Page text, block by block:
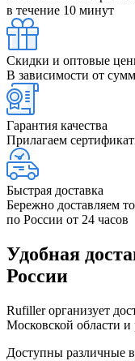
в течение 10 минут
Скидки и оптовые
В зависимости от
Гарантия качества
Прилагаем
Быстрая доставка
Бережно доставляем
по России от 24 часов
Удобная
России
Rufiller организует
Московской области
Доступны различные